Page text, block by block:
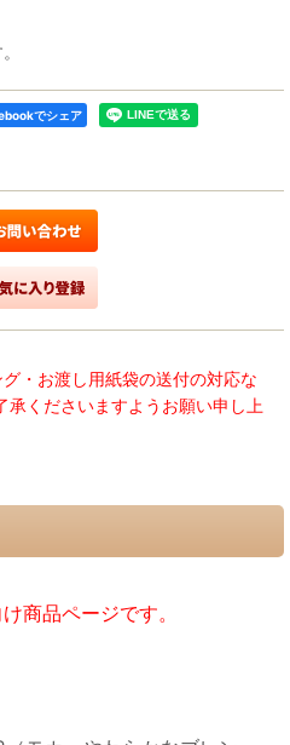
でシェア
・お渡し用紙袋の送付の対応な
承くださいますようお願い申し上
商品ページです。